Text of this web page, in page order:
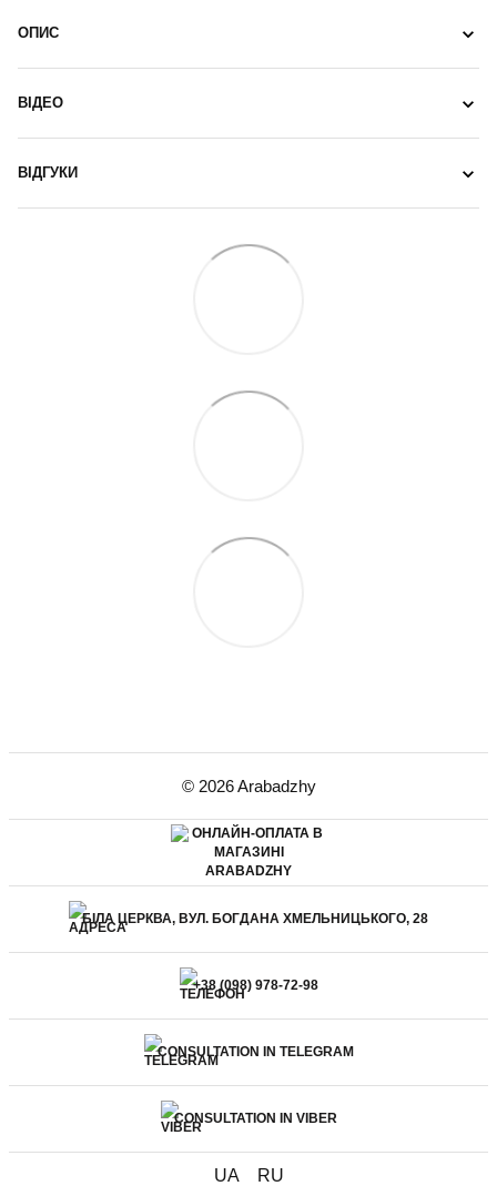
ОПИС
ВІДЕО
ВІДГУКИ
© 2026 Arabadzhy
БІЛА ЦЕРКВА, ВУЛ. БОГДАНА ХМЕЛЬНИЦЬКОГО, 28
+38 (098) 978-72-98
CONSULTATION IN TELEGRAM
CONSULTATION IN VIBER
UA RU